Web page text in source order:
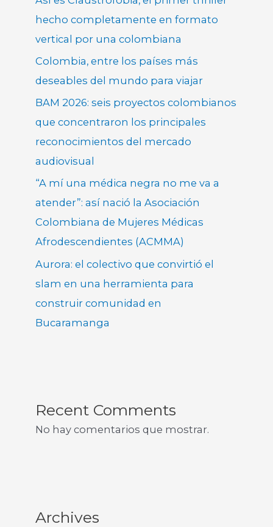
hecho completamente en formato
vertical por una colombiana
Colombia, entre los países más
deseables del mundo para viajar
BAM 2026: seis proyectos colombianos
que concentraron los principales
reconocimientos del mercado
audiovisual
“A mí una médica negra no me va a
atender”: así nació la Asociación
Colombiana de Mujeres Médicas
Afrodescendientes (ACMMA)
Aurora: el colectivo que convirtió el
slam en una herramienta para
construir comunidad en
Bucaramanga
Recent Comments
No hay comentarios que mostrar.
Archives